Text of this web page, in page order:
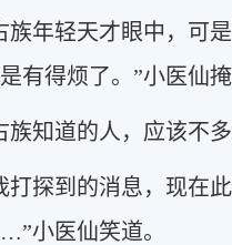
族年轻天才眼中，
有得烦了。”小医仙掩
知道的人，应该不
打探到的消息，现在
小医仙笑道。